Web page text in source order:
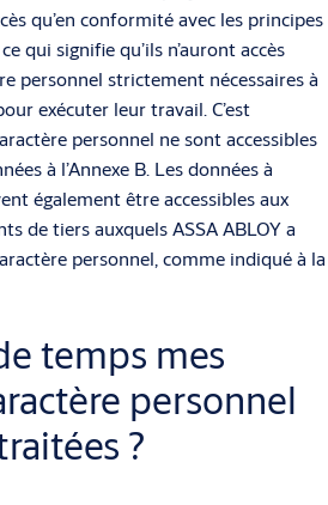
qu’en conformité avec les principes
qui signifie qu’ils n’auront accès
personnel strictement nécessaires à
exécuter leur travail. C’est
personnel ne sont accessibles
à l’Annexe B. Les données à
également être accessibles aux
de tiers auxquels ASSA ABLOY a
personnel, comme indiqué à la
temps mes
personnel
?